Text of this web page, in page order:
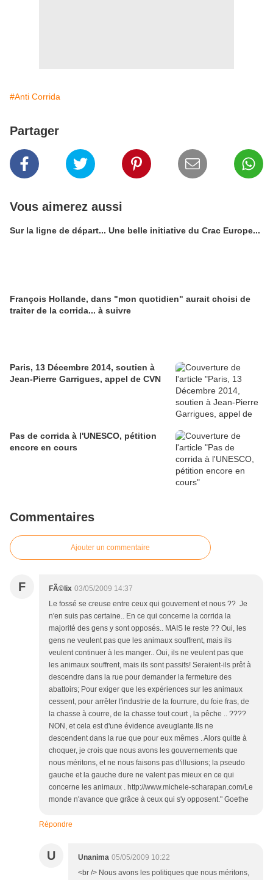
#Anti Corrida
Partager
Vous aimerez aussi
Sur la ligne de départ... Une belle initiative du Crac Europe...
François Hollande, dans "mon quotidien" aurait choisi de
traiter de la corrida... à suivre
Paris, 13 Décembre 2014, soutien à
Jean-Pierre Garrigues, appel de CVN
Pas de corrida à l'UNESCO, pétition
encore en cours
Commentaires
Ajouter un commentaire
F FÃ©lix 03/05/2009 14:37
Le fossé se creuse entre ceux qui gouvernent et nous ?? Je
n'en suis pas certaine.. En ce qui concerne la corrida la
majorité des gens y sont opposés.. MAIS le reste ?? Oui, les
gens ne veulent pas que les animaux souffrent, mais ils
veulent continuer à les manger.. Oui, ils ne veulent pas que
les animaux souffrent, mais ils sont passifs! Seraient-ils prêt à
descendre dans la rue pour demander la fermeture des
abattoirs; Pour exiger que les expériences sur les animaux
cessent, pour arrêter l'industrie de la fourrure, du foie fras, de
la chasse à courre, de la chasse tout court , la pêche .. ????
NON, et cela est d'une évidence aveuglante.Ils ne
descendent dans la rue que pour eux mêmes . Alors quitte à
choquer, je crois que nous avons les gouvernements que
nous méritons, et ne nous faisons pas d'illusions; la pseudo
gauche et la gauche dure ne valent pas mieux en ce qui
concerne les animaux . http://www.michele-scharapan.com/Le
monde n'avance que grâce à ceux qui s'y opposent." Goethe
Répondre
U Unanima 05/05/2009 10:22
<br /> Nous avons les politiques que nous méritons,